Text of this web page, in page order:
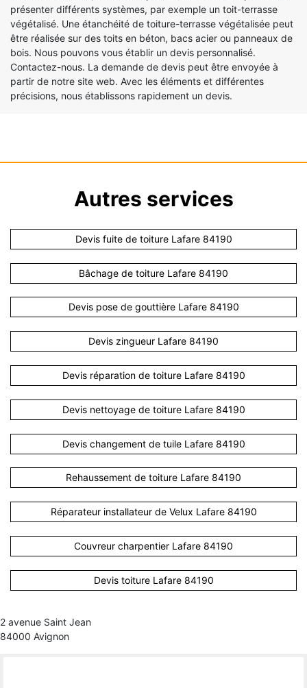
présenter différents systèmes, par exemple un toit-terrasse
végétalisé. Une étanchéité de toiture-terrasse végétalisée peut
être réalisée sur des toits en béton, bacs acier ou panneaux de
bois. Nous pouvons vous établir un devis personnalisé.
Contactez-nous. La demande de devis peut être envoyée à
partir de notre site web. Avec les éléments et différentes
précisions, nous établissons rapidement un devis.
Autres services
Devis fuite de toiture Lafare 84190
Bâchage de toiture Lafare 84190
Devis pose de gouttière Lafare 84190
Devis zingueur Lafare 84190
Devis réparation de toiture Lafare 84190
Devis nettoyage de toiture Lafare 84190
Devis changement de tuile Lafare 84190
Rehaussement de toiture Lafare 84190
Réparateur installateur de Velux Lafare 84190
Couvreur charpentier Lafare 84190
Devis toiture Lafare 84190
2 avenue Saint Jean
84000 Avignon